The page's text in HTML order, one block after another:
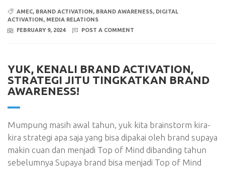
AMEC, BRAND ACTIVATION, BRAND AWARENESS, DIGITAL
ACTIVATION, MEDIA RELATIONS
FEBRUARY 9, 2024
POST A COMMENT
YUK, KENALI BRAND ACTIVATION,
STRATEGI JITU TINGKATKAN BRAND
AWARENESS!
Mumpung masih awal tahun, yuk kita brainstorm kira-
kira strategi apa saja yang bisa dipakai oleh brand supaya
makin cuan dan menjadi Top of Mind dibanding tahun
sebelumnya Supaya brand bisa menjadi Top of Mind